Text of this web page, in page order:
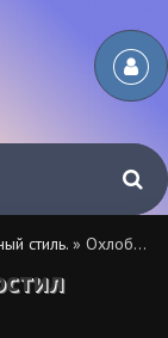
стиль. » Охлобыстин пожалел и простил Зеленского - «Красота»